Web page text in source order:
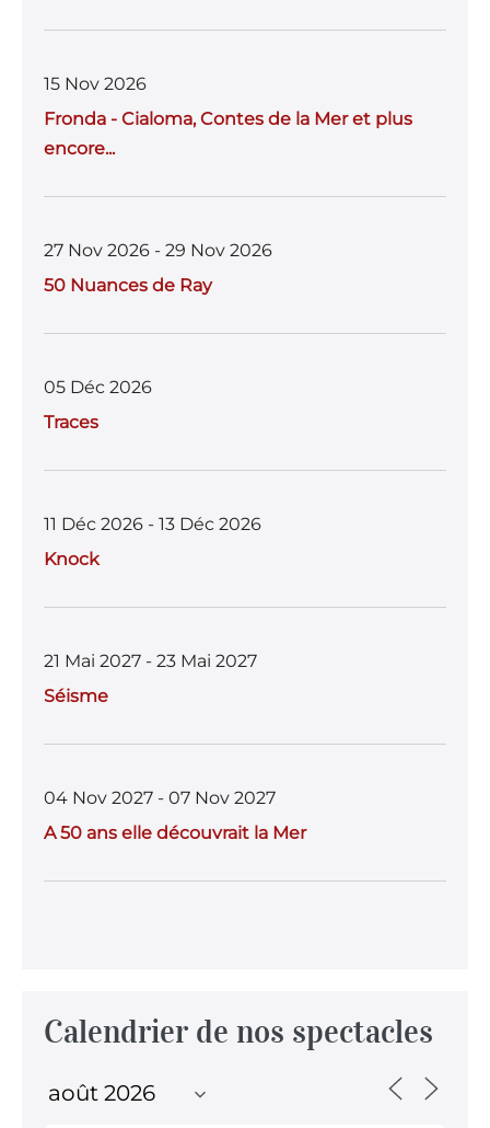
15 Nov 2026
Fronda - Cialoma, Contes de la Mer et plus
encore...
27 Nov 2026 - 29 Nov 2026
50 Nuances de Ray
05 Déc 2026
Traces
11 Déc 2026 - 13 Déc 2026
Knock
21 Mai 2027 - 23 Mai 2027
Séisme
04 Nov 2027 - 07 Nov 2027
A 50 ans elle découvrait la Mer
Calendrier de nos spectacles